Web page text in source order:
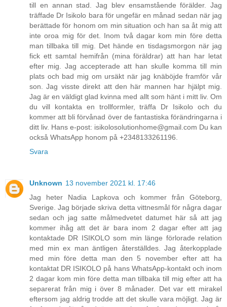
till en annan stad. Jag blev ensamstående förälder. Jag
träffade Dr Isikolo bara för ungefär en månad sedan när jag
berättade för honom om min situation och han sa åt mig att
inte oroa mig för det. Inom två dagar kom min före detta
man tillbaka till mig. Det hände en tisdagsmorgon när jag
fick ett samtal hemifrån (mina föräldrar) att han har letat
efter mig. Jag accepterade att han skulle komma till min
plats och bad mig om ursäkt när jag knäböjde framför vår
son. Jag visste direkt att den här mannen har hjälpt mig.
Jag är en väldigt glad kvinna med allt som hänt i mitt liv. Om
du vill kontakta en trollformler, träffa Dr Isikolo och du
kommer att bli förvånad över de fantastiska förändringarna i
ditt liv. Hans e-post: isikolosolutionhome@gmail.com Du kan
också WhatsApp honom på +2348133261196.
Svara
Unknown 13 november 2021 kl. 17:46
Jag heter Nadia Lapkova och kommer från Göteborg,
Sverige. Jag började skriva detta vittnesmål för några dagar
sedan och jag satte målmedvetet datumet här så att jag
kommer ihåg att det är bara inom 2 dagar efter att jag
kontaktade DR ISIKOLO som min länge förlorade relation
med min ex man äntligen återställdes. Jag återkopplade
med min före detta man den 5 november efter att ha
kontaktat DR ISIKOLO på hans WhatsApp-kontakt och inom
2 dagar kom min före detta man tillbaka till mig efter att ha
separerat från mig i över 8 månader. Det var ett mirakel
eftersom jag aldrig trodde att det skulle vara möjligt. Jag är